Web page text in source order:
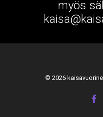
myös
© 2026